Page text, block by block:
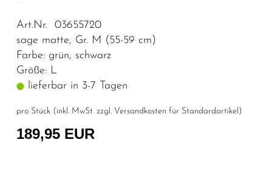
Art.Nr. 03655720
sage matte, Gr. M (55-59 cm)
Farbe: grün, schwarz
Größe: L
lieferbar in 3-7 Tagen
pro Stück (inkl. MwSt. zzgl. Versandkosten für Standardartikel )
189,95 EUR